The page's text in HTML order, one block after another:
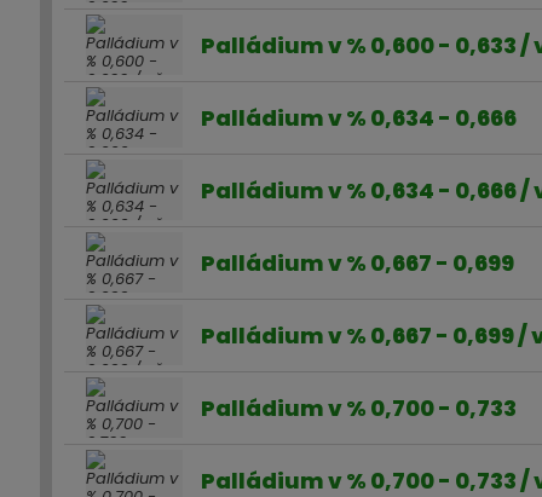
Palládium v % 0,600 - 0,633
Palládium v % 0,634 - 0,666
Palládium v % 0,634 - 0,666
Palládium v % 0,667 - 0,699
Palládium v % 0,667 - 0,699
Palládium v % 0,700 - 0,733
Palládium v % 0,700 - 0,733